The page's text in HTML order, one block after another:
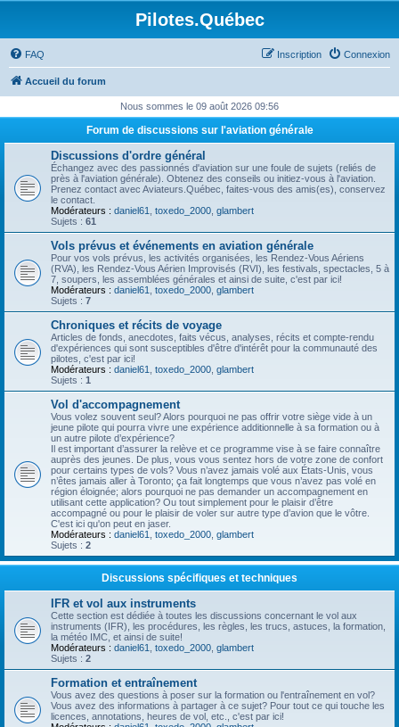
Pilotes.Québec
FAQ Connexion
Inscription
Accueil du forum
Nous sommes le 09 août 2026 09:56
Forum de discussions sur l'aviation générale
Discussions d'ordre général
Échangez avec des passionnés d'aviation sur une foule de sujets (reliés de
près à l'aviation générale). Obtenez des conseils ou initiez-vous à l'aviation.
Prenez contact avec Aviateurs.Québec, faites-vous des amis(es), conservez
le contact.
Modérateurs : daniel61 toxedo_2000 glambert
Sujets : 61
Vols prévus et événements en aviation générale
Pour vos vols prévus, les activités organisées, les Rendez-Vous Aériens
(RVA), les Rendez-Vous Aérien Improvisés (RVI), les festivals, spectacles, 5 à
7, soupers, les assemblées générales et ainsi de suite, c'est par ici!
Modérateurs : daniel61 toxedo_2000 glambert
Sujets : 7
Chroniques et récits de voyage
Articles de fonds, anecdotes, faits vécus, analyses, récits et compte-rendu
d'expériences qui sont susceptibles d'être d'intérêt pour la communauté des
pilotes, c'est par ici!
Modérateurs : daniel61 toxedo_2000 glambert
Sujets : 1
Vol d'accompagnement
Vous volez souvent seul? Alors pourquoi ne pas offrir votre siège vide à un
jeune pilote qui pourra vivre une expérience additionnelle à sa formation ou à
un autre pilote d’expérience?
Il est important d’assurer la relève et ce programme vise à se faire connaître
auprès des jeunes. De plus, vous vous sentez hors de votre zone de confort
pour certains types de vols? Vous n’avez jamais volé aux États-Unis, vous
n’êtes jamais aller à Toronto; ça fait longtemps que vous n’avez pas volé en
région éloignée; alors pourquoi ne pas demander un accompagnement en
utilisant cette application? Ou tout simplement pour le plaisir d’être
accompagné ou pour le plaisir de voler sur autre type d’avion que le vôtre.
C'est ici qu'on peut en jaser.
Modérateurs : daniel61 toxedo_2000 glambert
Sujets : 2
Discussions spécifiques et techniques
IFR et vol aux instruments
Cette section est dédiée à toutes les discussions concernant le vol aux
instruments (IFR), les procédures, les règles, les trucs, astuces, la formation,
la météo IMC, et ainsi de suite!
Modérateurs : daniel61 toxedo_2000 glambert
Sujets : 2
Formation et entraînement
Vous avez des questions à poser sur la formation ou l'entraînement en vol?
Vous avez des informations à partager à ce sujet? Pour tout ce qui touche les
licences, annotations, heures de vol, etc., c'est par ici!